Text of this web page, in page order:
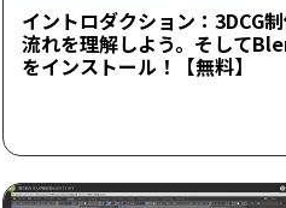
イントロダクション：3DCG
流れを理解しよう。そして
をインストール！【無料】